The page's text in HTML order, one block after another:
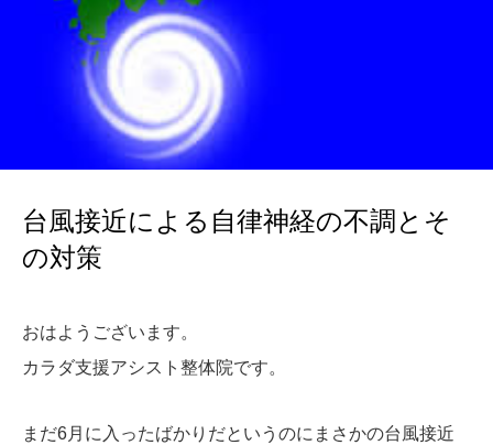
台風接近による自律神経の不調とそ
の対策
おはようございます。
カラダ支援アシスト整体院です。
まだ6月に入ったばかりだというのにまさかの台風接近